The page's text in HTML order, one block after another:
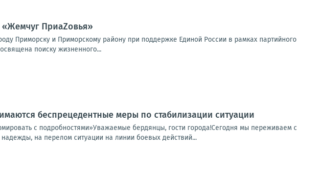
ПриаZовья»
Приморску и Приморскому району при поддержке Единой России в рамках партийного
поиску жизненного...
беспрецедентные меры по стабилизации ситуации
с подробностями»Уважаемые бердянцы, гости города!Сегодня мы переживаем с
на перелом ситуации на линии боевых действий...